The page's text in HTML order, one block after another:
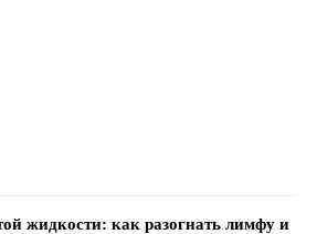
жидкости: как разогнать лимфу и